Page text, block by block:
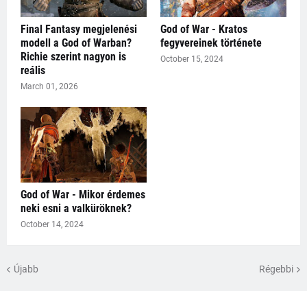
Final Fantasy megjelenési
modell a God of Warban?
Richie szerint nagyon is
reális
March 01, 2026
God of War - Kratos
fegyvereinek története
October 15, 2024
God of War - Mikor érdemes
neki esni a valküröknek?
October 14, 2024
Újabb Régebbi